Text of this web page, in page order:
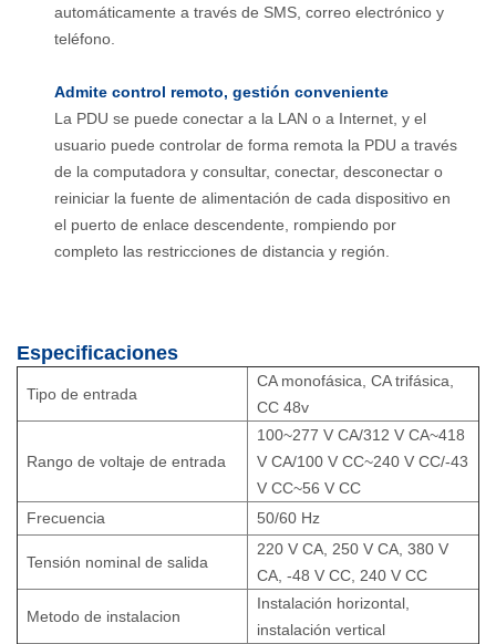
automáticamente a través de SMS, correo electrónico y
teléfono.
Admite control remoto, gestión conveniente
La PDU se puede conectar a la LAN o a Internet, y el
usuario puede controlar de forma remota la PDU a través
de la computadora y consultar, conectar, desconectar o
reiniciar la fuente de alimentación de cada dispositivo en
el puerto de enlace descendente, rompiendo por
completo las restricciones de distancia y región.
Especificaciones
Tipo de entrada
CA monofásica, CA trifásica,
CC 48v
Rango de voltaje de entrada
100~277 V CA/312 V CA~418
V CA/100 V CC~240 V CC/-43
V CC~56 V CC
Frecuencia
50/60 Hz
Tensión nominal de salida
220 V CA, 250 V CA, 380 V
CA, -48 V CC, 240 V CC
Metodo de instalacion
Instalación horizontal,
instalación vertical